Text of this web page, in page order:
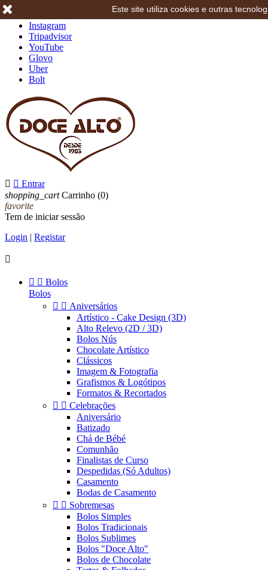
Instagram
Tripadvisor
YouTube
Glovo
Uber
Bolt
  Entrar
shopping_cart Carrinho (0)
favorite
Tem de iniciar sessão
Login | Registar

  Bolos
Bolos
  Aniversários
Artístico - Cake Design (3D)
Alto Relevo (2D / 3D)
Bolos Nús
Chocolate Artístico
Clássicos
Imagem & Fotografia
Grafismos & Logótipos
Formatos & Recortados
  Celebrações
Aniversário
Batizado
Chá de Bébé
Comunhão
Finalistas de Curso
Despedidas (Só Adultos)
Casamento
Bodas de Casamento
  Sobremesas
Bolos Simples
Bolos Tradicionais
Bolos Sublimes
Bolos "Doce Alto"
Bolos de Chocolate
Este site utiliza cookies e outras